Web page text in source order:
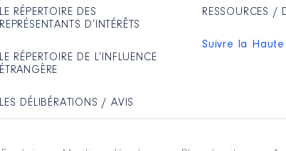
LE RÉPERTOIRE DES
REPRÉSENTANTS D’INTÉRÊTS
LE RÉPERTOIRE DE L’INFLUENCE
ÉTRANGÈRE
LES DÉLIBÉRATIONS / AVIS
RESSOURCES /
Suivre la